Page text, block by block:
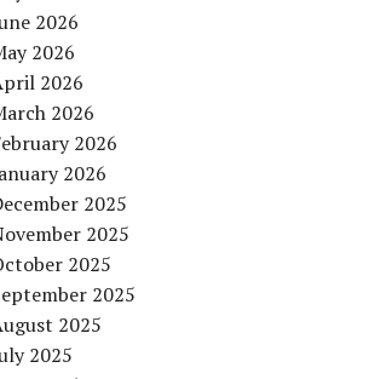
2026
2026
2026
2026
2026
2026
2025
2025
2025
2025
2025
2025